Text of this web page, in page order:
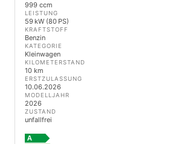
999 ccm
LEISTUNG
59 kW (80 PS)
KRAFTSTOFF
Benzin
KATEGORIE
Kleinwagen
KILOMETERSTAND
10 km
ERSTZULASSUNG
10.06.2026
MODELLJAHR
2026
ZUSTAND
unfallfrei